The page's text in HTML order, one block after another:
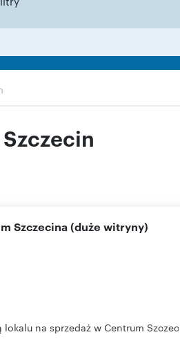
Szczecina (duże witryny)
na sprzedaż w Centrum